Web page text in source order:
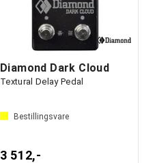
Diamond Dark Cloud
Textural Delay Pedal
Bestillingsvare
3 512,-